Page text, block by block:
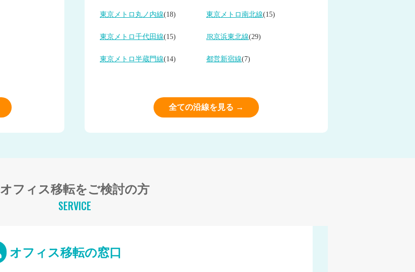
東京メトロ丸ノ内線(18) 東京メトロ南北線(15)
東京メトロ千代田線(15) JR京浜東北線(29)
東京メトロ半蔵門線(14) 都営新宿線(7)
全ての沿線を見る →
オフィス移転をご検討の方
SERVICE
オフィス移転の窓口